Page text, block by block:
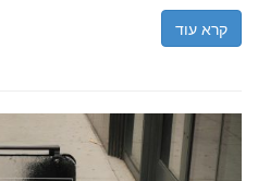
קרא עוד